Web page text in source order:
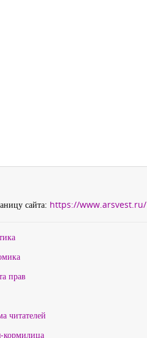
сайта: https://www.arsvest.ru/
прав
читателей
кормилица